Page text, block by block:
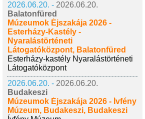
2026.06.20. - 2026.06.20.
Balatonfüred
Múzeumok Éjszakája 2026 -
Esterházy-Kastély -
Nyaralástörténeti
Látogatóközpont, Balatonfüred
Esterházy-kastély Nyaralástörténeti
Látogatóközpont
2026.06.20. - 2026.06.20.
Budakeszi
Múzeumok Éjszakája 2026 - Ívfény
Múzeum, Budakeszi, Budakeszi